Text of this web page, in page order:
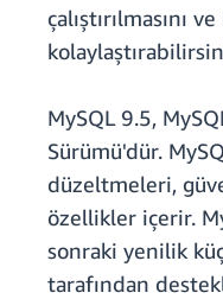
çalıştırılmasını
MySQL 9.5,
Sürümü'dür.
düzeltmeleri,
özellikler içerir.
sonraki yenilik
tarafından